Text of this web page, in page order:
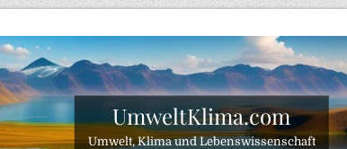
UmweltKlima.com
Umwelt, Klima und Lebenswissenschaft